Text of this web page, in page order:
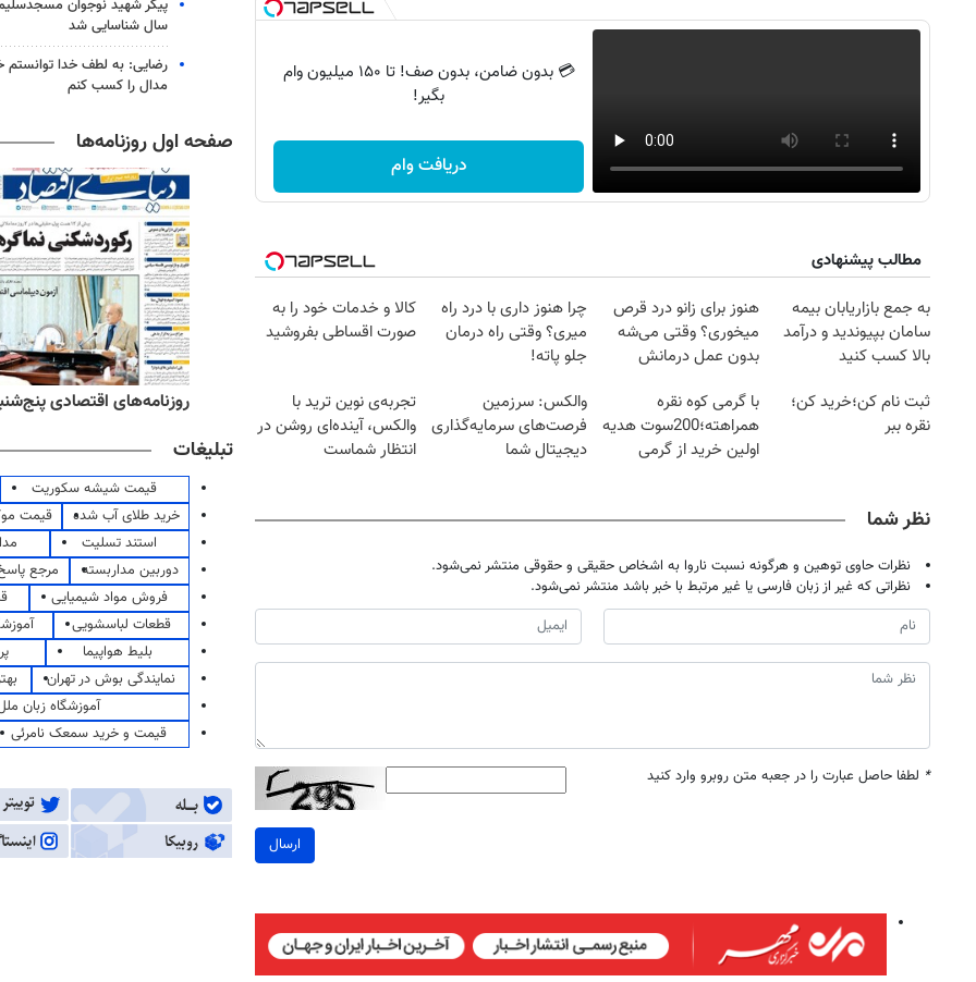
💳 بدون ضامن، بدون صف! تا ۱۵۰ میلیون وام
بگیر!
دریافت وام
مطالب پیشنهادی
به جمع بازاریابان بیمه
سامان بپیوندید و درآمد
بالا کسب کنید
هنوز برای زانو درد قرص
میخوری؟ وقتی می‌شه
بدون عمل درمانش
چرا هنوز داری با درد راه
میری؟ وقتی راه درمان
جلو پاته!
کالا و خدمات خود را به
صورت اقساطی بفروشید
ثبت نام کن؛خرید کن؛
نقره ببر
با گرمی کوه نقره
همراهته؛200سوت هدیه
اولین خرید از گرمی
والکس: سرزمین
فرصت‌های سرمایه‌گذاری
دیجیتال شما
تجربه‌ی نوین ترید با
والکس، آینده‌ای روشن در
انتظار شماست
نظر شما
نظرات حاوی توهین و هرگونه نسبت ناروا به اشخاص حقیقی و حقوقی منتشر نمی‌شود.
نظراتی که غیر از زبان فارسی یا غیر مرتبط با خبر باشد منتشر نمی‌شود.
* لطفا حاصل عبارت را در جعبه متن روبرو وارد کنید
ارسال
سال شناسایی شد
رضایی: به لطف خدا توانستم
مدال را کسب کنم
صفحه اول روزنامه‌ها
روزنامه‌های اقتصادی چهارشنبه ۱۴ مرداد ۱۴۰۵ روزنامه‌های ورزشی پنج‌شنبه ۱۵ مرداد ۱۴۰۵ روزنامه‌های اقتصادی پنج‌شنبه ۱۵ مرداد
تبلیغات
قیمت شیشه سکوریت
خرید طلای آب شده
قیمت
استند تسلیت
دوربین مداربسته
مرجع
فروش مواد شیمیایی
قطعات لباسشویی
بلیط هواپیما
نمایندگی بوش در تهران
آموزشگاه زبان
قیمت و خرید سمعک نامرئی